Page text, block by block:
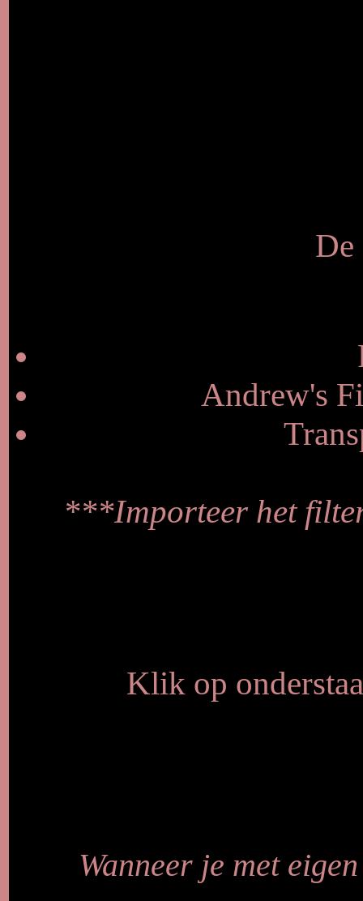
De
Andrew's
***Importeer het
Klik op
Wanneer je met